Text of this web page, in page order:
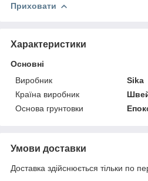
Приховати
Характеристики
Основні
Виробник
Sika
Країна виробник
Основа грунтовки
Умови доставки
Доставка здійснюється тільки по